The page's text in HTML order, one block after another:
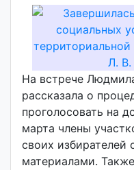
На встрече
рассказала о
проголосовать на
марта члены
своих избирателей
материалами.